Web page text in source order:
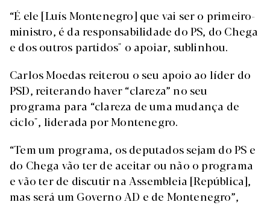
“É ele [Luís Montenegro] que vai ser o primeiro-
ministro, é da responsabilidade do PS, do Chega
e dos outros partidos" o apoiar, sublinhou.
Carlos Moedas reiterou o seu apoio ao líder do
PSD, reiterando haver “clareza” no seu
programa para “clareza de uma mudança de
ciclo", liderada por Montenegro.
“Tem um programa, os deputados sejam do PS e
do Chega vão ter de aceitar ou não o programa
e vão ter de discutir na Assembleia [República],
mas será um Governo AD e de Montenegro”,